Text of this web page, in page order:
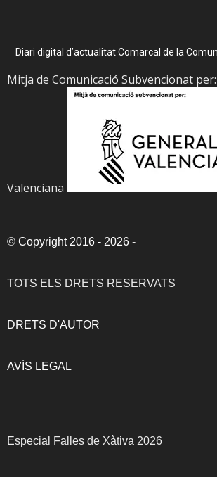
Diari digital d’actualitat Comarcal de la
Mitja de Comunicació Subvencionat
Valenciana
© Copyright 2016 - 2026 -
TOTS ELS DRETS RESERVATS
DRETS D'AUTOR
AVÍS LEGAL
Especial Falles de Xàtiva 2026